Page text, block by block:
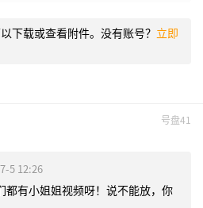
下载或查看附件。没有账号？ 立即
号盘41
5 12:26
都有小姐姐视频呀！说不能放，你